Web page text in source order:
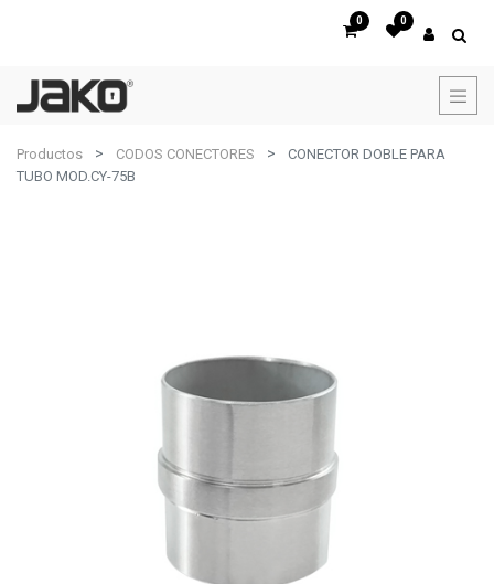
0 0
Productos CODOS CONECTORES
CONECTOR DOBLE PARA
TUBO MOD.CY-75B